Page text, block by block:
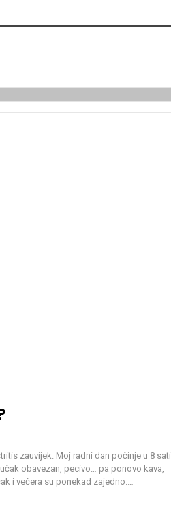
zauvijek. Moj radni dan počinje u 8 sati
obavezan, pecivo… pa ponovo kava,
i večera su ponekad zajedno.